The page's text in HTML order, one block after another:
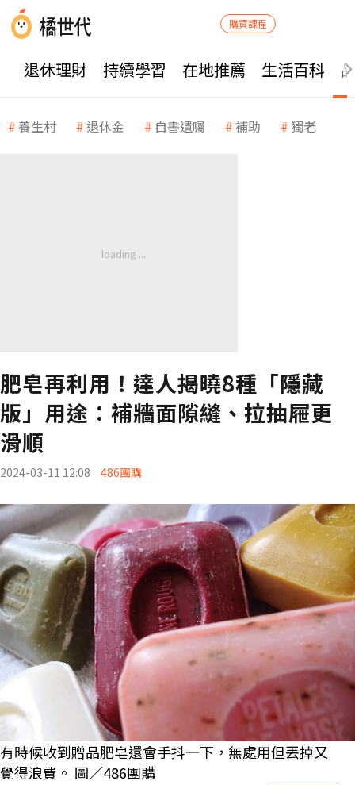
購買課程
退休理財 持續學習 在地推薦 生活百科
養生村 退休金 自書遺囑 補助 獨老
肥皂再利用！達人揭曉8種「隱藏
版」用途：補牆面隙縫、拉抽屜更
滑順
2024-03-11 12:08 486團購
有時候收到贈品肥皂還會手抖一下，無處用但丟掉又
覺得浪費。 圖／486團購